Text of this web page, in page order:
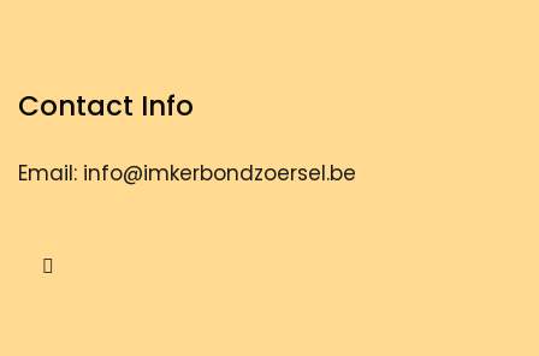
Contact Info
Email: info@imkerbondzoersel.be